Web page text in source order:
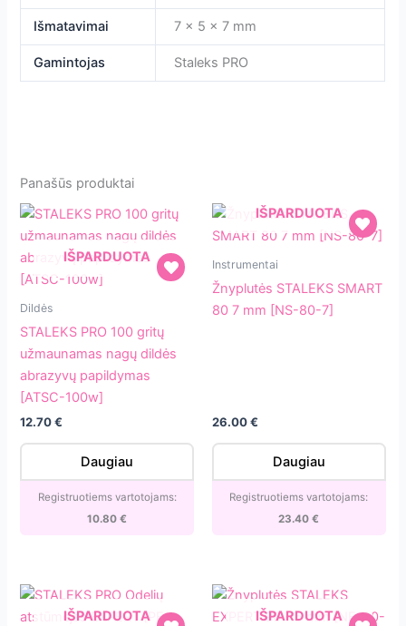
Išmatavimai 7 × 5 × 7 mm
Gamintojas Staleks PRO
Panašūs produktai
STALEKS
užmaunamas
nagų
dildės
[ATSC-
IŠPARDUOTA
Dildės
STALEKS PRO 100 gritų
užmaunamas nagų dildės
abrazyvų papildymas
[ATSC-100w]
12.70€
Daugiau
Registruotiems vartotojams:
10.80€
Žnyplutės
STALEKS
SMART
7]
IŠPARDUOTA
Instrumentai
Žnyplutės STALEKS SMART
80 7 mm [NS-80-7]
26.00€
Daugiau
Registruotiems vartotojams:
23.40€
IŠPARDUOTA IŠPARDUOTA